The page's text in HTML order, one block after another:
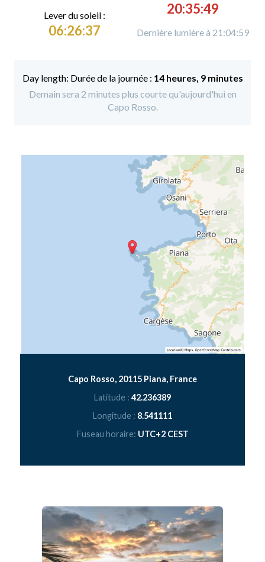
Lever du soleil :
06:26:37
20:35:49
Dernière lumière à 21:04:59
Durée de la journée : 14 heures, 9 minutes
Demain sera 2 minutes plus courte qu'aujourd'hui en
Capo Rosso.
Capo Rosso, 20115 Piana, France
Latitude : 42.236389
Longitude : 8.541111
Fuseau horaire: UTC+2 CEST